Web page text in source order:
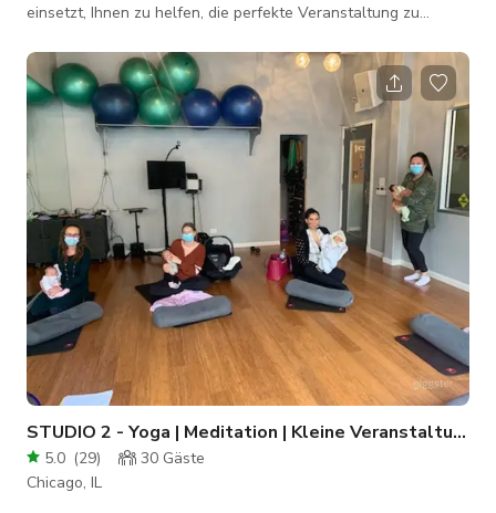
einsetzt, Ihnen zu helfen, die perfekte Veranstaltung zu
Wir lieben Partys, Benefizveranstaltungen, Filmvorführungen,
Hochzeitsfeiern, Firmenveranstaltungen und mehr… Wir haben
eine PPA-Lizenz, bitte informieren Sie uns, wenn Sie eine
Veranstaltung mit Eintrittskarten planen. Unsere Einrichtung
bietet Platz für bis
STUDIO 2 - Yoga | Meditation | Kleine
5.0 (29) 30 Gäste
Chicago, IL